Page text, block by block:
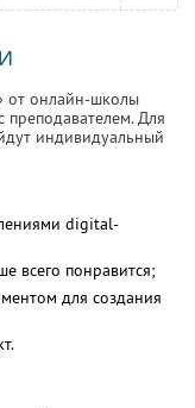
от онлайн-школы
Для
индивидуальный
digital-
всего понравится;
для создания